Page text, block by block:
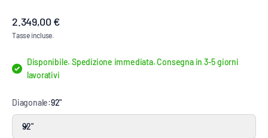
Prezzo scontato
2.349,00 €
Tasse incluse.
Disponibile. Spedizione immediata. Consegna in 3-5 giorni
lavorativi
Diagonale:92"
92"